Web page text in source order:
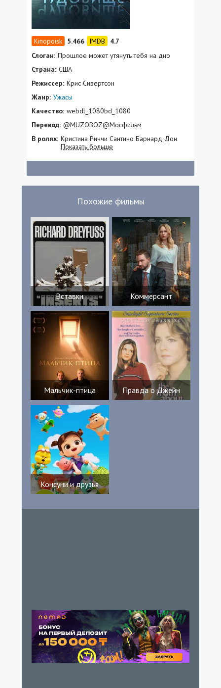
5.466
4.7
Слоган: Прошлое может утянуть тебя на дно
Страна: США
Режиссер: Крис Сивертсон
Жанр: Ужасы
Качество: webdl_1080bd_1080
Перевод: @MUZOBOZ@Мосфильм
В ролях: Кристина Риччи Сантино Барнард Дон
Даррелл Коллин Кэмп Лью Темпл Кэрол
Рэйчел Эдлоу Дэрин Купер Amy Beer
Крис Маллинэкс Анжум Аграма Оливия
Показать больше
Похожие фильмы
Вставки Коммерсант
Мальчик-птица Правда о Джейн
Консуни и друзья